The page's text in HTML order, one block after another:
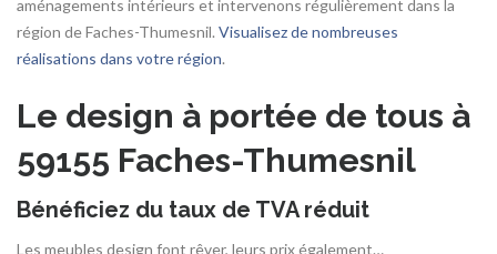
aménagements intérieurs et intervenons régulièrement dans la
région de Faches-Thumesnil. Visualisez de nombreuses
réalisations dans votre région.
Le design à portée de tous à
59155 Faches-Thumesnil
Bénéficiez du taux de TVA réduit
Les meubles design font rêver, leurs prix également…